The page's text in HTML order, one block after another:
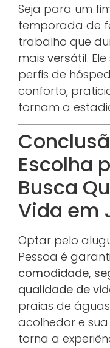
Seja para um
temporada de
trabalho que
mais versátil.
perfis de
conforto,
tornam a
Escolha
Busca
Vida em
Optar pelo
Pessoa é
comodidade,
qualidade de
praias de
acolhedor e
torna a